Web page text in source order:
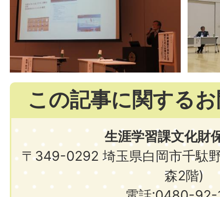
この記事に関する
生涯学習課文化財
〒349-0292 埼玉県白岡市千駄
森2階)